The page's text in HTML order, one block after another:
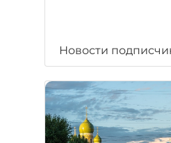
Новости